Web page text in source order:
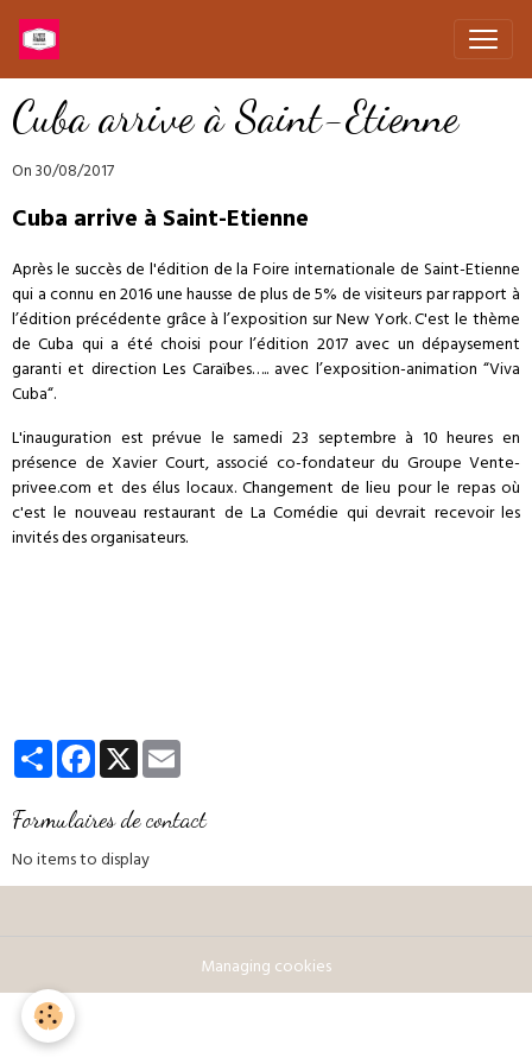
Cuba arrive à Saint-Etienne
On 30/08/2017
Cuba arrive à Saint-Etienne
Après le succès de l'édition de la Foire internationale de Saint-Etienne
qui a connu en 2016 une hausse de plus de 5% de visiteurs par rapport à
l’édition précédente grâce à l’exposition sur New York. C'est le thème
de Cuba qui a été choisi pour l’édition 2017 avec un dépaysement
garanti et direction Les Caraïbes….. avec l’exposition-animation “Viva
Cuba“.
L'inauguration est prévue le samedi 23 septembre à 10 heures en
présence de Xavier Court, associé co-fondateur du Groupe Vente-
privee.com et des élus locaux. Changement de lieu pour le repas où
c'est le nouveau restaurant de La Comédie qui devrait recevoir les
invités des organisateurs.
PartagerFacebook
X
Formulaires de contact
No items to display
Managing cookies